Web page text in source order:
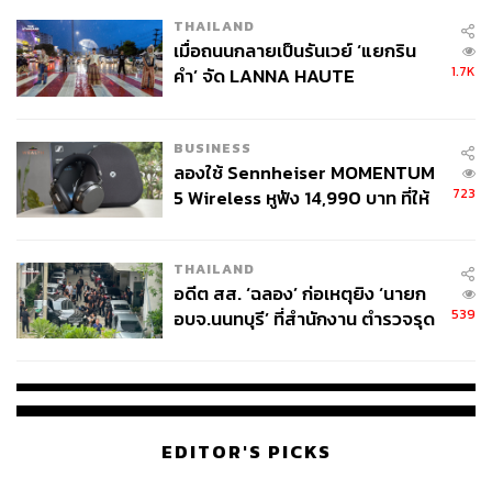
THAILAND
เมื่อถนนกลายเป็นรันเวย์ ‘แยกริน
คำ’ จัด LANNA HAUTE
1.7K
BUSINESS
ลองใช้ Sennheiser MOMENTUM
5 Wireless หูฟัง 14,990 บาท ที่ให้
723
THAILAND
อดีต สส. ‘ฉลอง’ ก่อเหตุยิง ‘นายก
อบจ.นนทบุรี’ ที่สำนักงาน ตำรวจรุด
539
EDITOR'S PICKS